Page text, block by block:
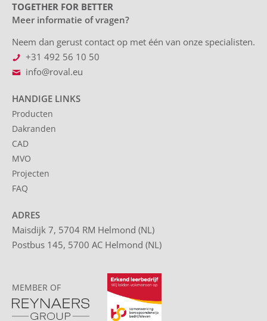
TOGETHER FOR BETTER
Meer informatie of vragen?
Neem dan gerust contact op met één van onze specialisten.
+31 492 56 10 50
info@roval.eu
HANDIGE LINKS
Producten
Dakranden
CAD
MVO
Projecten
FAQ
ADRES
Maisdijk 7, 5704 RM Helmond (NL)
Postbus 145, 5700 AC Helmond (NL)
MEMBER OF